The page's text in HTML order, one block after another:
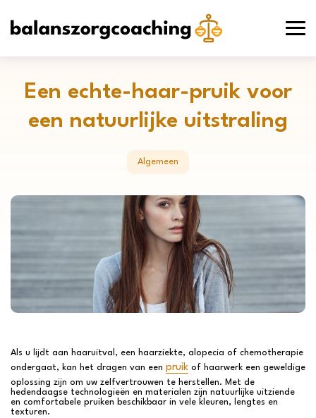
Een echte-haar-pruik voor
een natuurlijke uitstraling
Algemeen
Als u lijdt aan haaruitval, een haarziekte, alopecia of chemotherapie
ondergaat, kan het dragen van een pruik of haarwerk een geweldige
oplossing zijn om uw zelfvertrouwen te herstellen. Met de
hedendaagse technologieën en materialen zijn natuurlijke uitziende
en comfortabele pruiken beschikbaar in vele kleuren, lengtes en
texturen.